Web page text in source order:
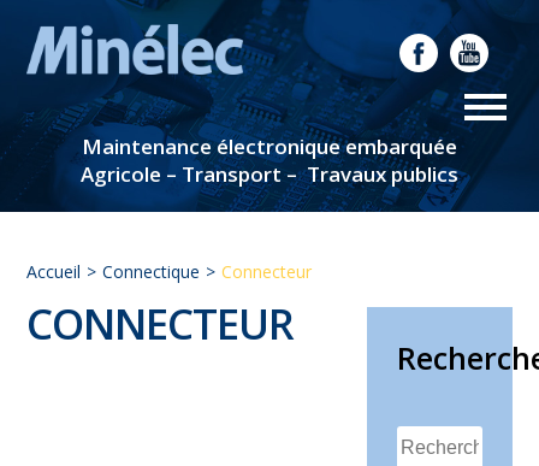
Maintenance électronique embarquée
Agricole – Transport – Travaux publics
Accueil Connectique Connecteur
CONNECTEUR